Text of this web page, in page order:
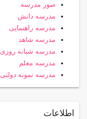
صور مدرسه
مدرسه دانش
مدرسه راهنمایی
مدرسه شاهد
مدرسه شبانه روزی
مدرسه معلم
مدرسه نمونه دولتی
اطلاعات